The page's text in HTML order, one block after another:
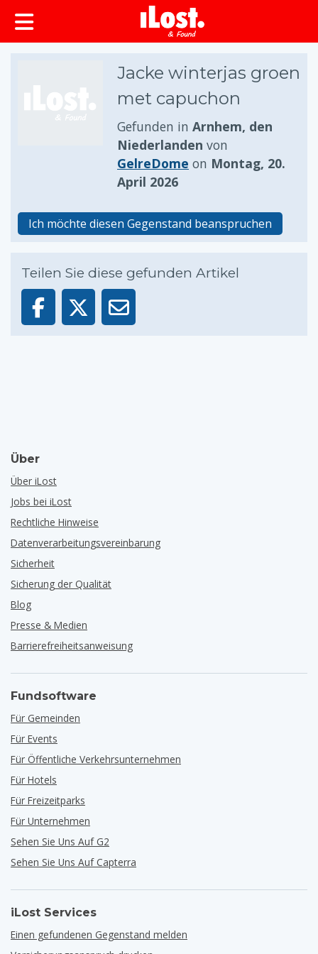
springen
Jacke winterjas groen
met capuchon
Gefunden in Arnhem, den
Niederlanden von
GelreDome on Montag, 20.
April 2026
Ich möchte diesen Gegenstand beanspruchen
Teilen Sie diese gefunden Artikel
Über
Über iLost
Jobs bei iLost
Rechtliche Hinweise
Datenverarbeitungsvereinbarung
Sicherheit
Sicherung der Qualität
Blog
Presse & Medien
Barrierefreiheitsanweisung
Fundsoftware
Für Gemeinden
Für Events
Für Öffentliche Verkehrsunternehmen
Für Hotels
Für Freizeitparks
Für Unternehmen
Sehen Sie Uns Auf G2
Sehen Sie Uns Auf Capterra
iLost Services
Einen gefundenen Gegenstand melden